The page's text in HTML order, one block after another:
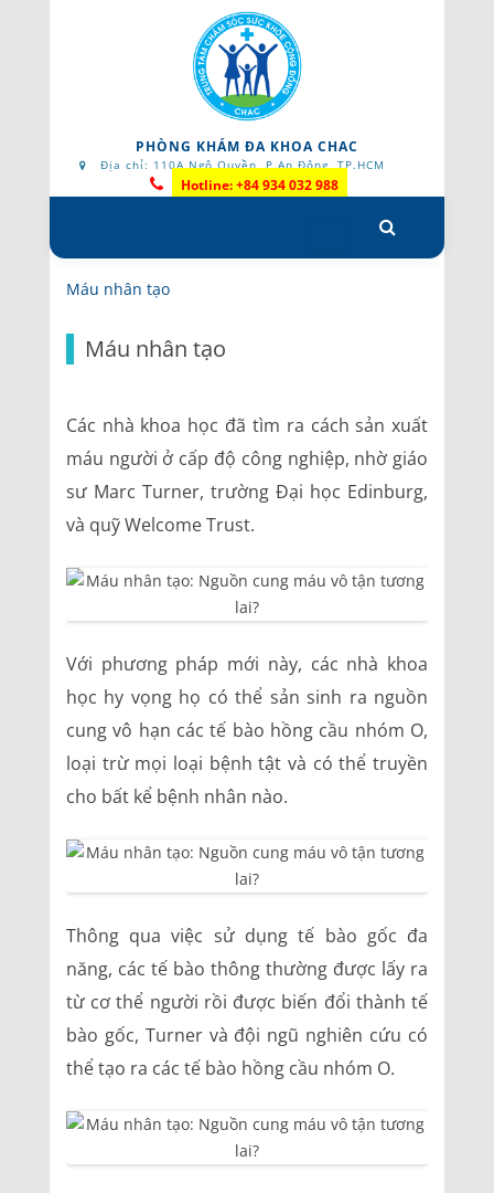
PHÒNG KHÁM ĐA KHOA CHAC
Địa chỉ: 110A Ngô Quyền, P.An Đông, TP.HCM
Hotline: +84 934 032 988
to
Máu nhân tạo
Máu nhân tạo
Các nhà khoa học đã tìm ra cách sản xuất
máu người ở cấp độ công nghiệp, nhờ giáo
sư Marc Turner, trường Đại học Edinburg,
và quỹ Welcome Trust.
Với phương pháp mới này, các nhà khoa
học hy vọng họ có thể sản sinh ra nguồn
cung vô hạn các tế bào hồng cầu nhóm O,
loại trừ mọi loại bệnh tật và có thể truyền
cho bất kể bệnh nhân nào.
Thông qua việc sử dụng tế bào gốc đa
năng, các tế bào thông thường được lấy ra
từ cơ thể người rồi được biến đổi thành tế
bào gốc, Turner và đội ngũ nghiên cứu có
thể tạo ra các tế bào hồng cầu nhóm O.